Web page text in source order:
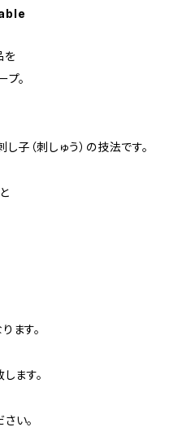
を
。
子（刺しゅう）の技法です。
ます。
ます。
い。